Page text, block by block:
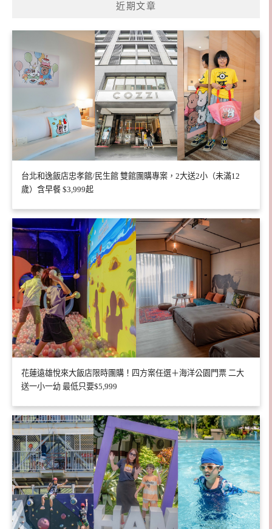
近期文章
台北和逸飯店忠孝館/民生館 雙館團購專案，2大送2小（未滿12
歲）含早餐 $3,999起
花蓮遠雄悅來大飯店限時團購！四方案任選＋海洋公園門票 二大
送一小一幼 最低只要$5,999